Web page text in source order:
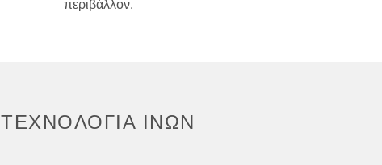
περιβάλλον.
ΤΕΧΝΟΛΟΓΊΑ ΙΝΏΝ